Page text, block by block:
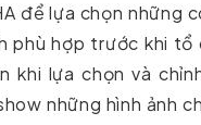
để lựa chọn những
phù hợp trước khi
khi lựa chọn và
những hình ảnh